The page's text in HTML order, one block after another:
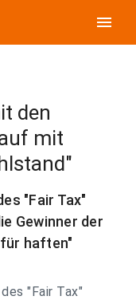
menu
den
mit
"Fair Tax"
Gewinner der
haften"
"Fair Tax"